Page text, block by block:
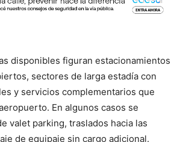
disponibles figuran estacionamientos
sectores de larga estadía con
y servicios complementarios que
En algunos casos se
valet parking, traslados hacia las
de equipaje sin cargo adicional.